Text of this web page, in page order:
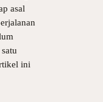
asal
ini